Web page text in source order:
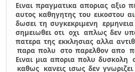
Ειναι πραγματικα αποριας αξιο
αυτος καθηγητης του εικοστου
δωσει τη συγκεκριμενη
σημειωθει οτι οχι απλως δεν
πατερα της εκκλησιας αλλα
παρα πολυ στο παρελθον απο
Ειναι μια απορια πολυ
καθως κανεις ισως δεν